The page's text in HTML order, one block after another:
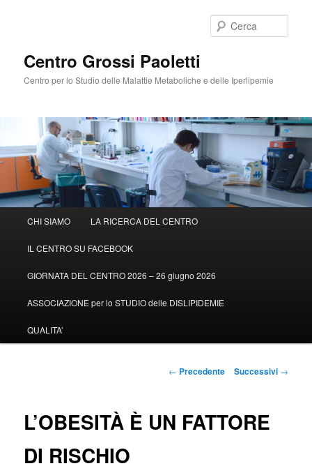
Centro Grossi Paoletti
Centro per lo Studio delle Malattie Metaboliche e delle Iperlipemie
principale
Vai
al
contenuto
CHI SIAMO LA RICERCA DEL CENTRO
IL CENTRO SU FACEBOOK
GIORNATA DEL CENTRO 2026 – 26 giugno 2026
ASSOCIAZIONE per lo STUDIO delle DISLIPIDEMIE
QUALITA’
Navigazione
← Precedente Successivi →
L’OBESITÀ È UN FATTORE
DI RISCHIO